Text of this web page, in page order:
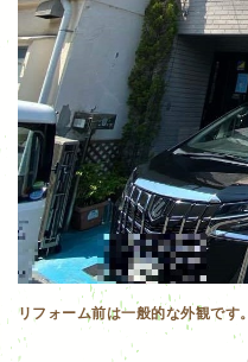
リフォーム前は一般的な外観です。